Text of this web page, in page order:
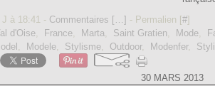
J à 18:41 - Commentaires [ …] - Permalien [#]
d'Oise, France, Marta, Saint Gratien, Mode,
, Modele, Stylisme, Outdoor, Modenfer,
30 MARS 2013